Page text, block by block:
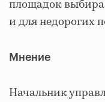
площадок
и для недорогих
Мнение
Начальник